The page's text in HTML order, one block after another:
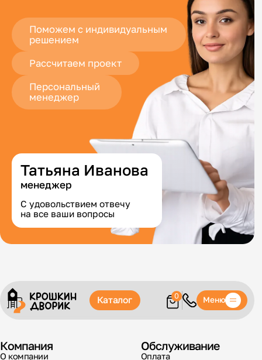
Поможем с индивидуальным
решением
Рассчитаем проект
Персональный
менеджер
Татьяна Иванова
менеджер
С удовольствием отвечу
на все ваши вопросы
Каталог 0 Меню
Компания
О компании
Обслуживание
Оплата